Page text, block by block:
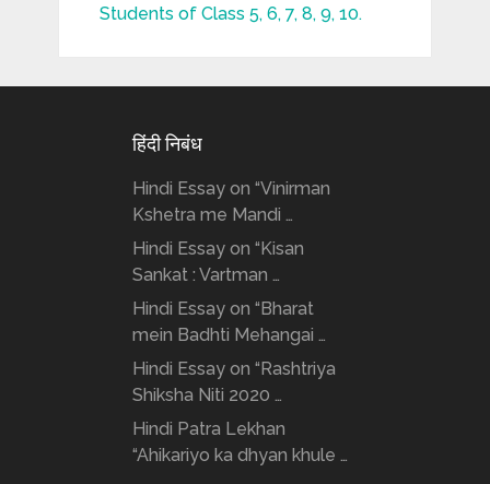
Students of Class 5, 6, 7, 8, 9, 10.
हिंदी निबंध
Hindi Essay on “Vinirman
Kshetra me Mandi …
Hindi Essay on “Kisan
Sankat : Vartman …
Hindi Essay on “Bharat
mein Badhti Mehangai …
Hindi Essay on “Rashtriya
Shiksha Niti 2020 …
Hindi Patra Lekhan
“Ahikariyo ka dhyan khule …